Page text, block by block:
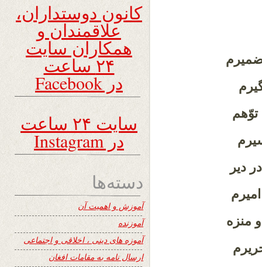
دیر
منزه
کانون دوستداران،
علاقمندان و
همکاران سایت
۲۴ ساعت
در Facebook
سایت ۲۴ ساعت
در Instagram
دسته‌ها
آموزش و اهمیت آن
آموزنده
آموزه های دینی ، اخلاقی و اجتماعی
ارسال نامه به مقامات افغان